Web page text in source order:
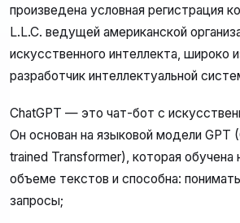
произведена условная регистрация
L.L.C. ведущей американской
искусственного интеллекта, широко
разработчик интеллектуальной
ChatGPT — это чат-бот с
Он основан на языковой модели GPT
trained Transformer), которая обучена
объеме текстов и способна:
запросы;